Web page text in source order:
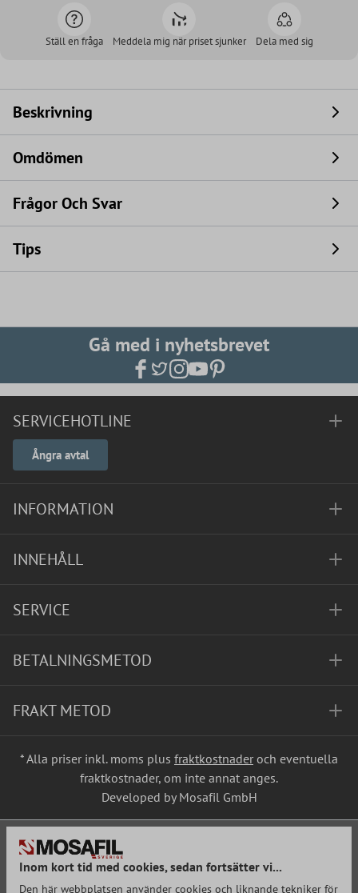
Ställ en fråga Meddela mig när priset sjunker Dela med sig
Beskrivning
Omdömen
Frågor Och Svar
Tips
Gå med i nyhetsbrevet
SERVICEHOTLINE
Ångra avtal
INFORMATION
INNEHÅLL
SERVICE
BETALNINGSMETOD
FRAKT METOD
* Alla priser inkl. moms plus fraktkostnader och eventuella
fraktkostnader, om inte annat anges.
Developed by Mosafil GmbH
Inom kort tid med cookies, sedan fortsätter vi...
Den här webbplatsen använder cookies och liknande tekniker för